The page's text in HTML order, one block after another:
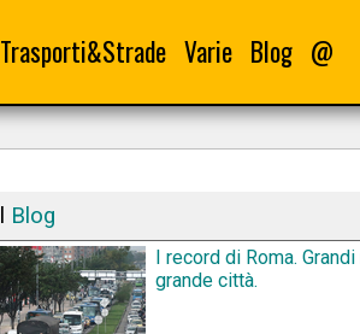
Trasporti&Strade Varie Blog @
Blog
I record di Roma.
grande città.